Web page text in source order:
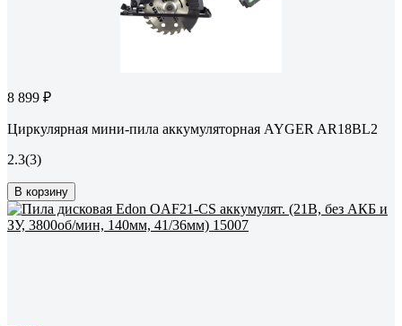
8 899 ₽
Циркулярная мини-пила аккумуляторная AYGER AR18BL2
2.3(3)
В корзину